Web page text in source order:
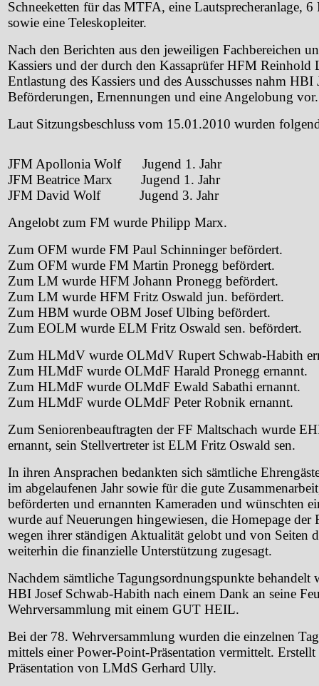
Schneeketten für das MTFA, eine Lautsprecheranlage,
sowie eine Teleskopleiter.
Nach den Berichten aus den jeweiligen Fachbereichen
Kassiers und der durch den Kassaprüfer HFM Reinhold
Entlastung des Kassiers und des Ausschusses nahm
Beförderungen, Ernennungen und eine Angelobung vor.
Laut Sitzungsbeschluss vom 15.01.2010 wurden
JFM Apollonia Wolf Jugend 1. Jahr
JFM Beatrice Marx Jugend 1. Jahr
JFM David Wolf Jugend 3. Jahr
Angelobt zum FM wurde Philipp Marx.
Zum OFM wurde FM Paul Schinninger befördert.
Zum OFM wurde FM Martin Pronegg befördert.
Zum LM wurde HFM Johann Pronegg befördert.
Zum LM wurde HFM Fritz Oswald jun. befördert.
Zum HBM wurde OBM Josef Ulbing befördert.
Zum EOLM wurde ELM Fritz Oswald sen. befördert.
Zum HLMdV wurde OLMdV Rupert Schwab-Habith
Zum HLMdF wurde OLMdF Harald Pronegg ernannt.
Zum HLMdF wurde OLMdF Ewald Sabathi ernannt.
Zum HLMdF wurde OLMdF Peter Robnik ernannt.
Zum Seniorenbeauftragten der FF Maltschach wurde
ernannt, sein Stellvertreter ist ELM Fritz Oswald sen.
In ihren Ansprachen bedankten sich sämtliche
im abgelaufenen Jahr sowie für die gute
beförderten und ernannten Kameraden und wünschten
wurde auf Neuerungen hingewiesen, die Homepage der
wegen ihrer ständigen Aktualität gelobt und von Seiten
weiterhin die finanzielle Unterstützung zugesagt.
Nachdem sämtliche Tagungsordnungspunkte behandelt
HBI Josef Schwab-Habith nach einem Dank an seine
Wehrversammlung mit einem GUT HEIL.
Bei der 78. Wehrversammlung wurden die einzelnen
mittels einer Power-Point-Präsentation vermittelt.
Präsentation von LMdS Gerhard Ully.